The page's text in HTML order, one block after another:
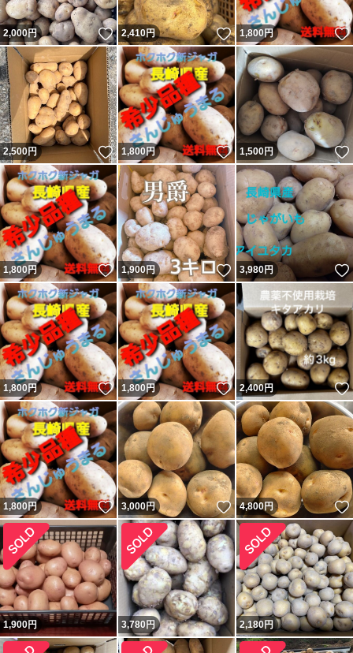
2,000円 いいね！
2,410円 いいね！
1,800 円
2,500円 いいね！
1,800 円 いいね！
1,500円
1,800 円 いいね！
1,900円 いいね！
3,980円
1,800 円 いいね！
1,800 円 いいね！
2,400円
1,800 円 いいね！
3,000円 いいね！
4,800円
1,900円 3,780円 2,180円